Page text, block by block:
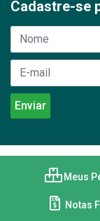
Cadastre-se
Meus
Notas